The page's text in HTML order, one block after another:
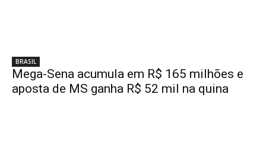
BRASIL
Mega-Sena acumula em R$ 165 milhões e
aposta de MS ganha R$ 52 mil na quina